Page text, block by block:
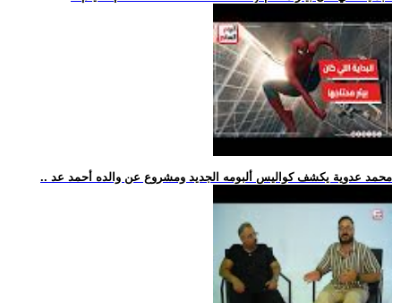
.. محمد عدوية يكشف كواليس ألبومه الجديد ومشروع عن والده أحمد عد